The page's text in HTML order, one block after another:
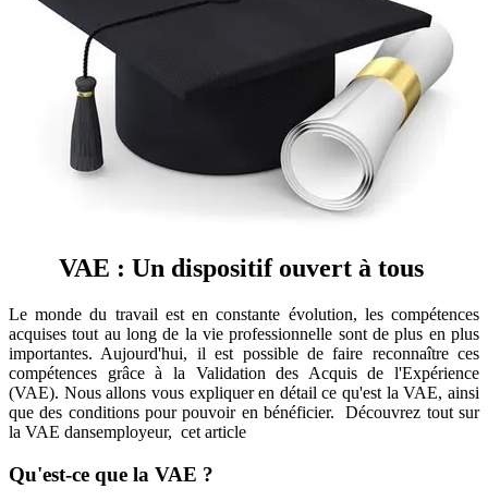
VAE : Un dispositif ouvert à tous
Le monde du travail est en constante évolution, les compétences
acquises tout au long de la vie professionnelle sont de plus en plus
importantes. Aujourd'hui, il est possible de faire reconnaître ces
compétences grâce à la Validation des Acquis de l'Expérience
(VAE). Nous allons vous expliquer en détail ce qu'est la VAE, ainsi
que des conditions pour pouvoir en bénéficier. Découvrez tout sur
la VAE dansemployeur, cet article
Qu'est-ce que la VAE ?